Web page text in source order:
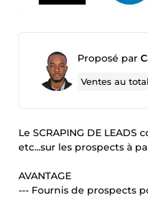
Proposé par
Ventes au
Le SCRAPING DE
etc...sur les prospects à
AVANTAGE
--- Fournis de prospects